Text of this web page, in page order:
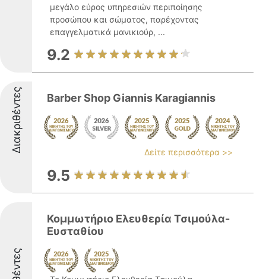
μεγάλο εύρος υπηρεσιών περιποίησης
προσώπου και σώματος, παρέχοντας
επαγγελματικά μανικιούρ, ...
9.2
Διακριθέντες Barber Shop Giannis Karagiannis
Δείτε περισσότερα >>
9.5
Κομμωτήριο Ελευθερία Τσιμούλα-
Ευσταθίου